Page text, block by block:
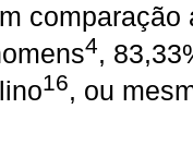
comparação
4,
16, ou